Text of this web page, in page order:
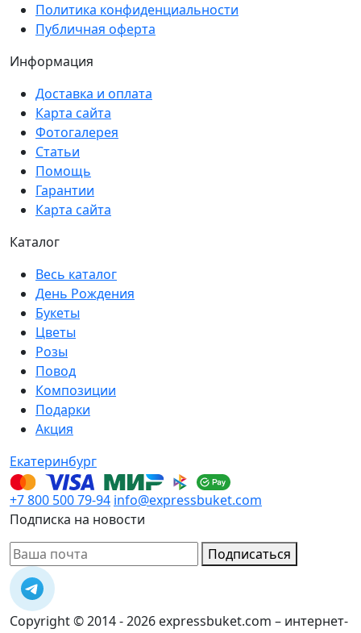
Политика конфиденциальности
Публичная оферта
Информация
Доставка и оплата
Карта сайта
Фотогалерея
Статьи
Помощь
Гарантии
Карта сайта
Каталог
Весь каталог
День Рождения
Букеты
Цветы
Розы
Повод
Композиции
Подарки
Акция
Екатеринбург
+7 800 500 79-94 info@expressbuket.com
Подписка на новости
Подписаться
Copyright © 2014 - 2026 expressbuket.com – интернет-